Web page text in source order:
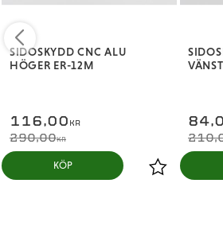
SIDOSKYDD CNC ALU
HÖGER ER-12M
116,00 KR
290,00KR
KÖP